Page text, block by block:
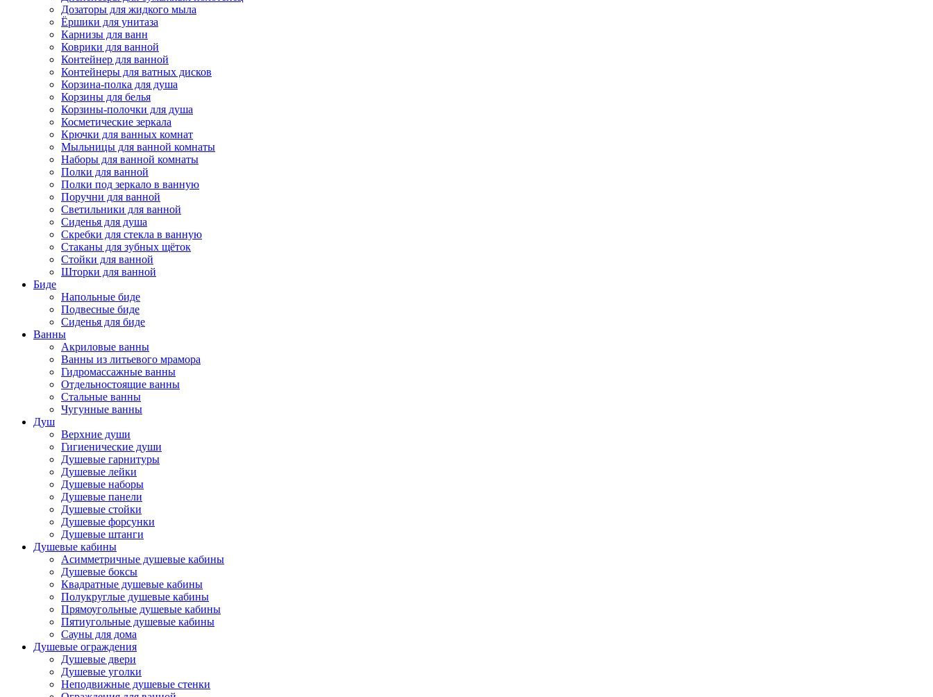
Дозаторы для жидкого мыла
Ёршики для унитаза
Карнизы для ванн
Коврики для ванной
Контейнер для ванной
Контейнеры для ватных дисков
Корзина-полка для душа
Корзины для белья
Корзины-полочки для душа
Косметические зеркала
Крючки для ванных комнат
Мыльницы для ванной комнаты
Наборы для ванной комнаты
Полки для ванной
Полки под зеркало в ванную
Поручни для ванной
Светильники для ванной
Сиденья для душа
Скребки для стекла в ванную
Стаканы для зубных щёток
Стойки для ванной
Шторки для ванной
Биде
Напольные биде
Подвесные биде
Сиденья для биде
Ванны
Акриловые ванны
Ванны из литьевого мрамора
Гидромассажные ванны
Отдельностоящие ванны
Стальные ванны
Чугунные ванны
Душ
Верхние души
Гигиенические души
Душевые гарнитуры
Душевые лейки
Душевые наборы
Душевые панели
Душевые стойки
Душевые форсунки
Душевые штанги
Душевые кабины
Асимметричные душевые кабины
Душевые боксы
Квадратные душевые кабины
Полукруглые душевые кабины
Прямоугольные душевые кабины
Пятиугольные душевые кабины
Сауны для дома
Душевые ограждения
Душевые двери
Душевые уголки
Неподвижные душевые стенки